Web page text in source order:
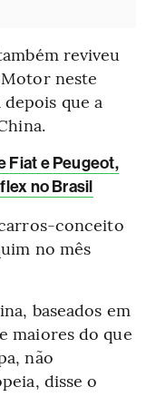
reviveu
neste
que a
Fiat e Peugeot,
no Brasil
conceito
no mês
baseados em
maiores do que
não
disse o